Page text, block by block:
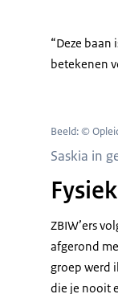
“Deze
betekenen
Beeld: ©
Saskia in
ZBIW’ers
afgerond
groep werd
die je nooit